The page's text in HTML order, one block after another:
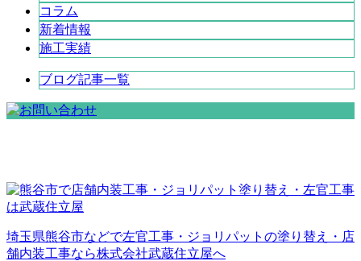
コラム
新着情報
施工実績
ブログ記事一覧
埼玉県熊谷市などで左官工事・ジョリパットの塗り替え・店
舗内装工事なら株式会社武蔵住立屋へ